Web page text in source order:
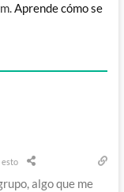
Aprende cómo se
esto
algo que me